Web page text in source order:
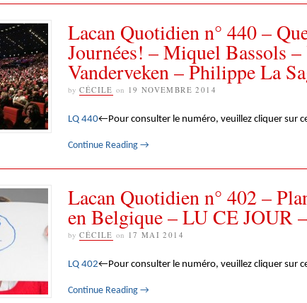
Lacan Quotidien n° 440 –
Journées! – Miquel Bassols –
Vanderveken – Philippe La
by CÉCILE on 19 NOVEMBRE 2014
LQ 440←Pour consulter le numéro, veuillez cliquer sur
Continue Reading →
Lacan Quotidien n° 402 –
en Belgique – LU CE JOUR –
by CÉCILE on 17 MAI 2014
LQ 402←Pour consulter le numéro, veuillez cliquer sur
Continue Reading →